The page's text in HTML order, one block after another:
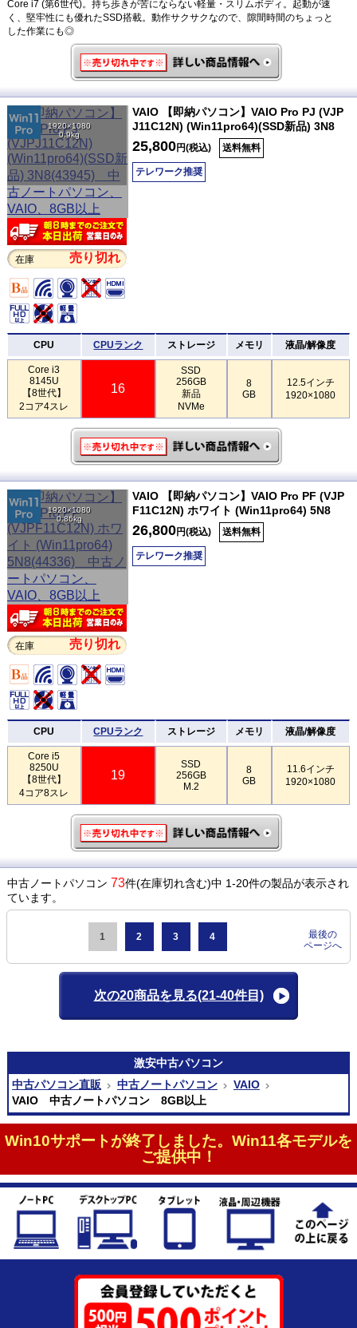
Core i7 (第6世代)。持ち歩きが苦にならない軽量・スリムボディ。起動が速
く、堅牢性にも優れたSSD搭載。動作サクサクなので、隙間時間のちょっと
した作業にも◎
1920×1080
0.9kg
在庫 売り切れ
VAIO 【即納パソコン】VAIO Pro PJ (VJP
J11C12N) (Win11pro64)(SSD新品) 3N8
25,800円(税込) 送料無料
テレワーク推奨
CPU CPUランク ストレージ メモリ 液晶/解像度
Core i3
8145U
【8世代】
2コア4スレ
16
SSD
256GB
新品
NVMe
8
GB
12.5インチ
1920×1080
1920×1080
0.86kg
在庫 売り切れ
VAIO 【即納パソコン】VAIO Pro PF (VJP
F11C12N) ホワイト (Win11pro64) 5N8
26,800円(税込) 送料無料
テレワーク推奨
CPU CPUランク ストレージ メモリ 液晶/解像度
Core i5
8250U
【8世代】
4コア8スレ
19
SSD
256GB
M.2
8
GB
11.6インチ
1920×1080
中古ノートパソコン 73件(在庫切れ含む)中 1-20件の製品が表示され
ています。
1 2 3 4
最後の
ページへ
次の20商品を見る(21-40件目)
激安中古パソコン
中古パソコン直販
中古ノートパソコン
VAIO
VAIO 中古ノートパソコン 8GB以上
Win10サポートが終了しました。Win11各モデルを
ご提供中！